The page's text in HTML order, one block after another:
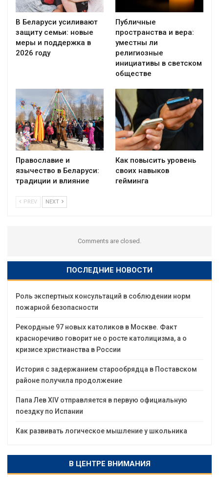
В Беларуси усиливают
защиту семьи: новые
меры и поддержка в
2026 году
Публичные
пространства и вера:
уместны ли
религиозные
инициативы в светском
обществе
Православие и
язычество в Беларуси:
традиции и влияние
Как повысить уровень
своих навыков
гейминга
PREV NEXT
Comments are closed.
ПОСЛЕДНИЕ НОВОСТИ
Роль экспертных консультаций в соблюдении норм
пожарной безопасности
Рекордные 97 новых католиков в Москве. Факт
красноречиво говорит не о росте католицизма, а о
кризисе христианства в России
История с задержанием старообрядца в Поставском
районе получила продолжение
Папа Лев XIV отправляется в первую официальную
поездку по Испании
Как развивать логическое мышление у школьника
В ЦЕНТРЕ ВНИМАНИЯ